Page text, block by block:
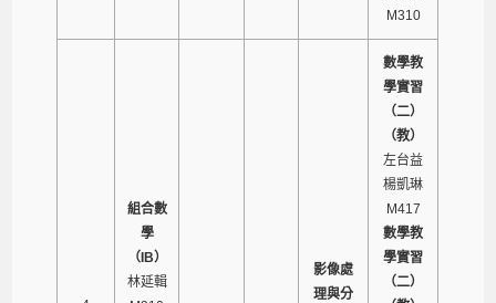
M310
組合數
學
（IB）
林延輯
影像處
理與分
數學教
學實習
（二）
（教）
左台益
楊凱琳
M417
數學教
學實習
（二）